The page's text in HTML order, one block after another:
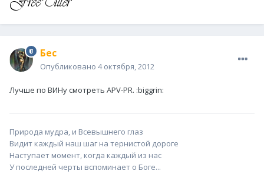
Бес
Опубликовано 4 октября, 2012
Лучше по ВИНу смотреть APV-PR. :biggrin:
Природа мудра, и Всевышнего глаз
Видит каждый наш шаг на тернистой дороге
Наступает момент, когда каждый из нас
У последней черты вспоминает о Боге...